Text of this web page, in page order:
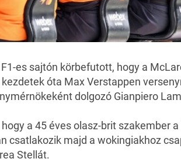
es sajtón körbefutott, hogy a
kezdetek óta Max Verstappen
dolgozó Gianpiero
hogy a 45 éves olasz-brit szakember
csatlakozik majd a wokingiakhoz
Stellát.